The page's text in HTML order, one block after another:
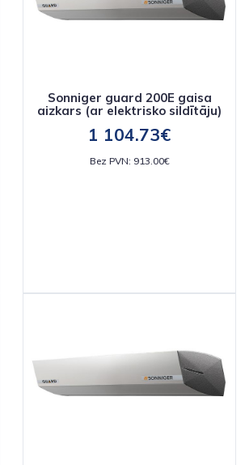
Sonniger guard 200E gaisa
aizkars (ar elektrisko sildītāju)
1 104.73€
Bez PVN: 913.00€